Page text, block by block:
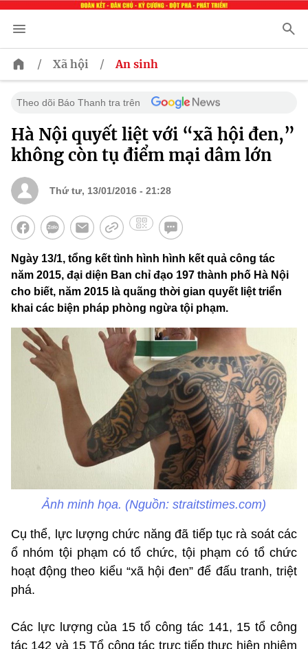
/ Xã hội / An sinh
Theo dõi Báo Thanh tra trên
Hà Nội quyết liệt với “xã hội đen,”
không còn tụ điểm mại dâm lớn
Thứ tư, 13/01/2016 - 21:28
Ngày 13/1, tổng kết tình hình hình kết quả công tác
năm 2015, đại diện Ban chỉ đạo 197 ​thành phố Hà Nội
cho biết, ​năm 2015 là quãng thời gian ​​quyết liệt triển
khai các biện pháp​ phòng ngừa tội phạm.
Ảnh minh họa. (Nguồn: straitstimes.com)
Cụ thể, lực lượng chức năng đã tiếp tục rà soát các
ổ nhóm tội phạm có tổ chức, tội phạm có tổ chức
hoạt động theo kiểu “xã hội đen” để đấu tranh, triệt
phá.
Các lực lượng của 15 tổ công tác 141, 15 tổ công
tác 142 và 15 Tổ công tác trực tiếp thực hiện nhiệm